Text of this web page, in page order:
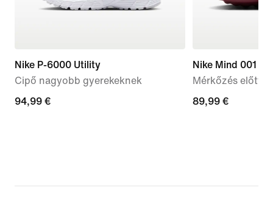
Nike P-6000 Utility
Cipő nagyobb gyerekeknek
94,99
94,99 €
Nike Mind 001
Mérkőzés előtti
89,99
89,99 €